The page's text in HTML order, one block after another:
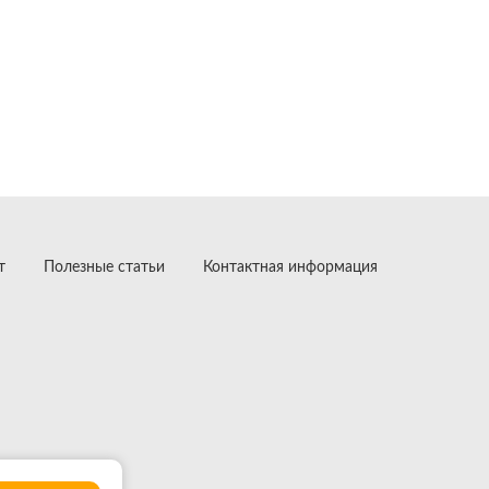
Полезные статьи Контактная информация